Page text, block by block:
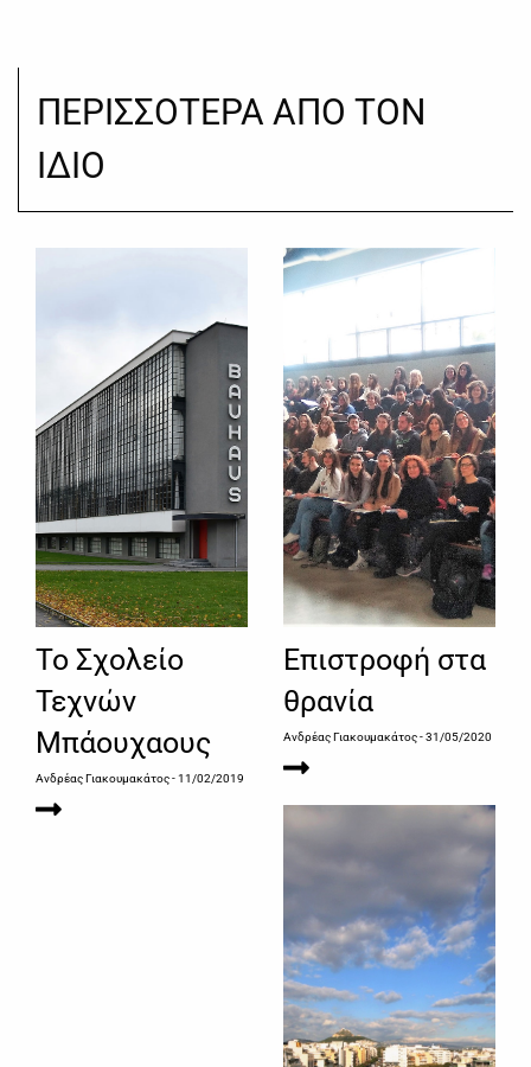
ΠΕΡΙΣΣΟΤΕΡΑ ΑΠΟ ΤΟΝ
ΙΔΙΟ
Το Σχολείο
Τεχνών
Μπάουχαους
Ανδρέας Γιακουμακάτος- 11/02/2019
Επιστροφή στα
θρανία
Ανδρέας Γιακουμακάτος- 31/05/2020